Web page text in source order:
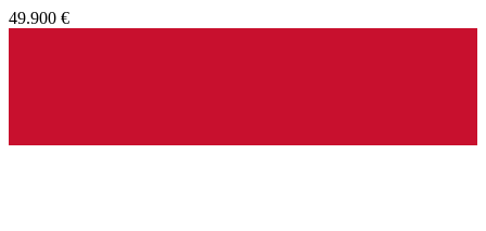
49.900 €